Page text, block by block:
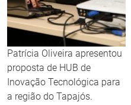
Patrícia Oliveira apresentou
proposta de HUB de
Inovação Tecnológica para
a região do Tapajós.